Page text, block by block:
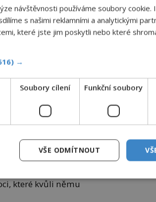
všichni. Ovšem
krve. Přežijí bez ní,
že se unaví dřív než
4 hodiny. Štípanec
které kvůli němu
návštěvnosti používáme soubory cookie.
s našimi reklamními a analytickými
které jste jim poskytli nebo které
→
Soubory cílení Funkční soubory
VŠE ODMÍTNOUT